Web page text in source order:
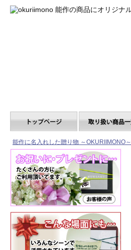
能作に名入れした贈り物 ～OKURIIMONO～